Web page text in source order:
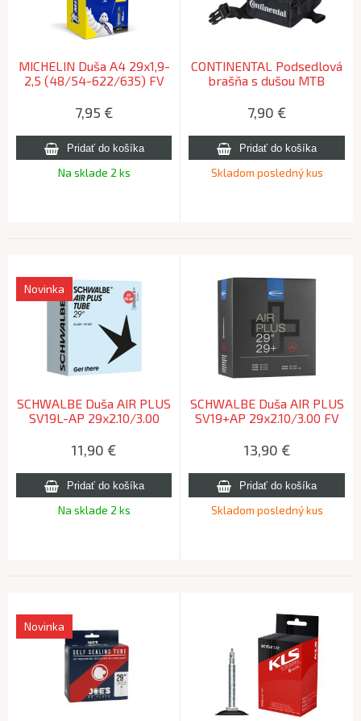
MICHELIN Duša A4 29x1,9-
2,5 (48/54-622/635) FV
7,95 €
Na sklade 2 ks
CONTINENTAL Podsedlová
brašňa s dušou MTB
FV42
7,90 €
Skladom posledný kus
SCHWALBE Duša AIR PLUS
SV19L-AP 29x2.10/3.00
420g
Novinka
11,90 €
Na sklade 2 ks
SCHWALBE Duša AIR PLUS
SV19+AP 29x2.10/3.00 FV
13,90 €
Skladom posledný kus
Novinka